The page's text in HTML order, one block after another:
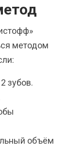
методом
зубов.
объём